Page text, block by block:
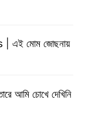
এই মোম জোছনায়
চোখে দেখিনি